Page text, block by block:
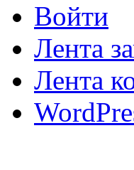
Войти
Лента
Лента